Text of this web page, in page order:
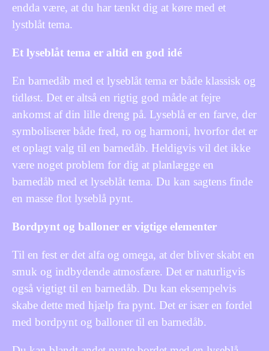
endda være, at du har tænkt dig at køre med et
lystblåt tema.
Et lyseblåt tema er altid en god idé
En barnedåb med et lyseblåt tema er både klassisk og
tidløst. Det er altså en rigtig god måde at fejre
ankomst af din lille dreng på. Lyseblå er en farve, der
symboliserer både fred, ro og harmoni, hvorfor det er
et oplagt valg til en barnedåb. Heldigvis vil det ikke
være noget problem for dig at planlægge en
barnedåb med et lyseblåt tema. Du kan sagtens finde
en masse flot lyseblå pynt.
Bordpynt og balloner er vigtige elementer
Til en fest er det alfa og omega, at der bliver skabt en
smuk og indbydende atmosfære. Det er naturligvis
også vigtigt til en barnedåb. Du kan eksempelvis
skabe dette med hjælp fra pynt. Det er især en fordel
med bordpynt og balloner til en barnedåb.